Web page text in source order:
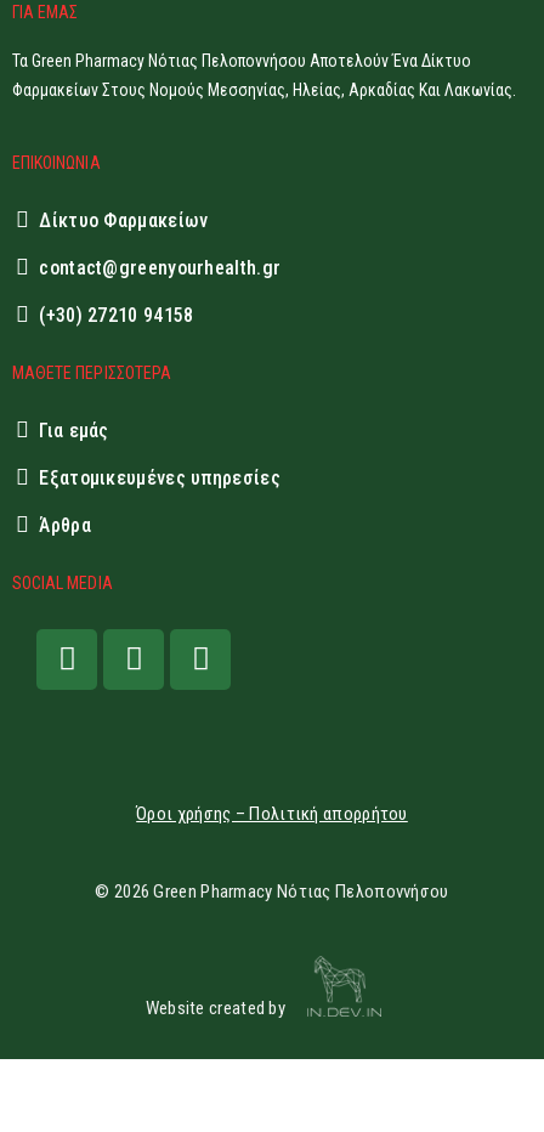
ΓΙΑ ΕΜΑΣ
Τα Green Pharmacy Νότιας Πελοποννήσου Αποτελούν Ένα Δίκτυο
Φαρμακείων Στους Νομούς Μεσσηνίας, Ηλείας, Αρκαδίας Και Λακωνίας.
ΕΠΙΚΟΙΝΩΝΙΑ
Δίκτυο Φαρμακείων
contact@greenyourhealth.gr
(+30) 27210 94158
ΜΑΘΕΤΕ ΠΕΡΙΣΣΟΤΕΡΑ
Για εμάς
Εξατομικευμένες υπηρεσίες
Άρθρα
SOCIAL MEDIA
Όροι χρήσης – Πολιτική απορρήτου
© 2026 Green Pharmacy Νότιας Πελοποννήσου
Website created by